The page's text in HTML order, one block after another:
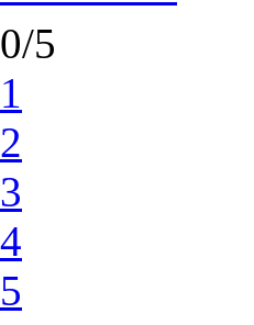
0/5
1
2
3
4
5